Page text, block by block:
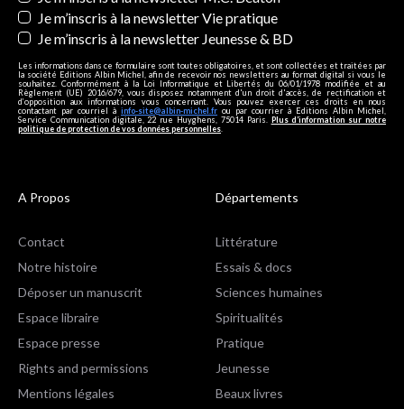
Je m’inscris à la newsletter Vie pratique
Je m’inscris à la newsletter Jeunesse & BD
Les informations dans ce formulaire sont toutes obligatoires, et sont collectées et traitées par
la société Editions Albin Michel, afin de recevoir nos newsletters au format digital si vous le
souhaitez. Conformément à la Loi Informatique et Libertés du 06/01/1978 modifiée et au
Règlement (UE) 2016/679, vous disposez notamment d'un droit d'accès, de rectification et
d’opposition aux informations vous concernant. Vous pouvez exercer ces droits en nous
contactant par courriel à info-site@albin-michel.fr ou par courrier à Editions Albin Michel,
Service Communication digitale, 22 rue Huyghens, 75014 Paris. Plus d’information sur notre
politique de protection de vos données personnelles
A Propos
Contact
Notre histoire
Déposer un manuscrit
Espace libraire
Espace presse
Rights and permissions
Mentions légales
Départements
Littérature
Essais & docs
Sciences humaines
Spiritualités
Pratique
Jeunesse
Beaux livres